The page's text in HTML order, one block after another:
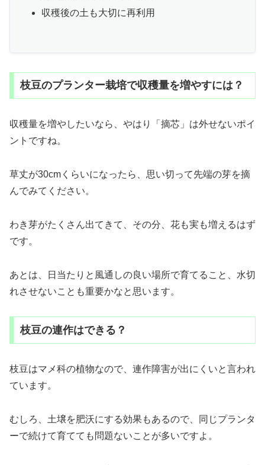
収穫後の土も大切に再利用
枝豆のプランター栽培で収穫量を増やすには？
収穫量を増やしたいなら、やはり「摘芯」は外せないポイ
ントですね。
草丈が30cmくらいになったら、思い切って先端の芽を摘
んでみてください。
わき芽がたくさん出てきて、その分、花も実も増えるはず
です。
あとは、日当たりと風通しの良い場所で育てること、水切
れさせないことも重要かなと思います。
枝豆の連作はできる？
枝豆はマメ科の植物なので、連作障害が出にくいと言われ
ています。
むしろ、土壌を肥沃にする効果もあるので、同じプランタ
ーで続けて育てても問題ないことが多いですよ。